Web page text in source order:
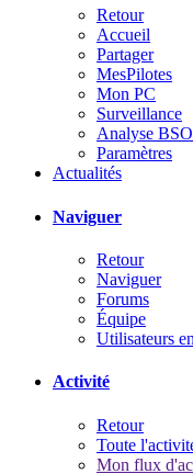
Retour
Accueil
Partager
MesPilotes
Mon PC
Surveillance
Analyse
Paramètres
Actualités
Naviguer
Retour
Naviguer
Forums
Équipe
Utilisateurs
Activité
Retour
Toute
Mon flux